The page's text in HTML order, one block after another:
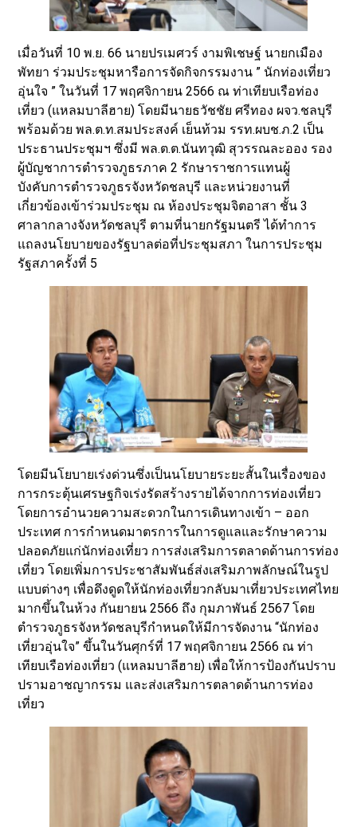
เมื่อวันที่ 10 พ.ย. 66 นายปรเมศวร์ งามพิเชษฐ์ นายกเมือง
พัทยา ร่วมประชุมหารือการจัดกิจกรรมงาน ” นักท่องเที่ยว
อุ่นใจ ” ในวันที่ 17 พฤศจิกายน 2566 ณ ท่าเทียบเรือท่อง
เที่ยว (แหลมบาลีฮาย) โดยมีนายธวัชชัย ศรีทอง ผจว.ชลบุรี
พร้อมด้วย พล.ต.ท.สมประสงค์ เย็นท้วม รรท.ผบช.ภ.2 เป็น
ประธานประชุมฯ ซึ่งมี พล.ต.ต.นันทวุฒิ สุวรรณละออง รอง
ผู้บัญชาการตำรวจภูธรภาค 2 รักษาราชการแทนผู้
บังคับการตำรวจภูธรจังหวัดชลบุรี และหน่วยงานที่
เกี่ยวข้องเข้าร่วมประชุม ณ ห้องประชุมจิตอาสา ชั้น 3
ศาลากลางจังหวัดชลบุรี ตามที่นายกรัฐมนตรี ได้ทำการ
แถลงนโยบายของรัฐบาลต่อที่ประชุมสภา ในการประชุม
รัฐสภาครั้งที่ 5
โดยมีนโยบายเร่งด่วนซึ่งเป็นนโยบายระยะสั้นในเรื่องของ
การกระตุ้นเศรษฐกิจเร่งรัดสร้างรายได้จากการท่องเที่ยว
โดยการอำนวยความสะดวกในการเดินทางเข้า – ออก
ประเทศ การกำหนดมาตรการในการดูแลและรักษาความ
ปลอดภัยแก่นักท่องเที่ยว การส่งเสริมการตลาดด้านการท่อง
เที่ยว โดยเพิ่มการประชาสัมพันธ์ส่งเสริมภาพลักษณ์ในรูป
แบบต่างๆ เพื่อดึงดูดให้นักท่องเที่ยวกลับมาเที่ยวประเทศไทย
มากขึ้นในห้วง กันยายน 2566 ถึง กุมภาพันธ์ 2567 โดย
ตำรวจภูธรจังหวัดชลบุรีกำหนดให้มีการจัดงาน “นักท่อง
เที่ยวอุ่นใจ” ขึ้นในวันศุกร์ที่ 17 พฤศจิกายน 2566 ณ ท่า
เทียบเรือท่องเที่ยว (แหลมบาลีฮาย) เพื่อให้การป้องกันปราบ
ปรามอาชญากรรม และส่งเสริมการตลาดด้านการท่อง
เที่ยว